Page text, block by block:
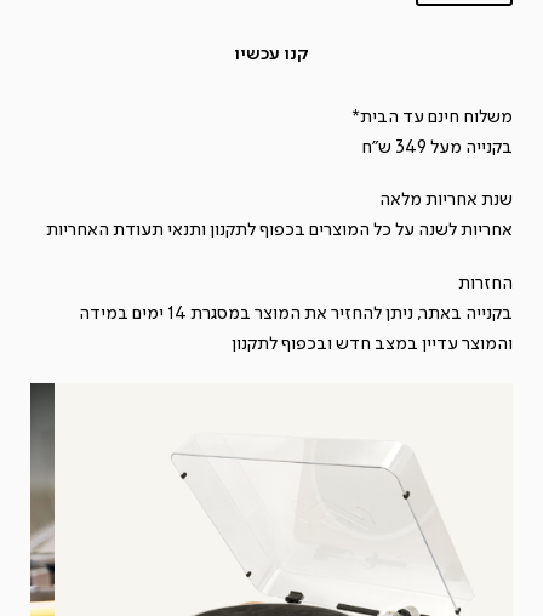
SOUL
REBEL
IN
ONE
קנו עכשיו
משלוח חינם עד הבית*
בקנייה מעל 349 ש"ח
שנת אחריות מלאה
אחריות לשנה על כל המוצרים בכפוף לתקנון ותנאי תעודת האחריות
החזרות
בקנייה באתר, ניתן להחזיר את המוצר במסגרת 14 ימים במידה
והמוצר עדיין במצב חדש ובכפוף לתקנון